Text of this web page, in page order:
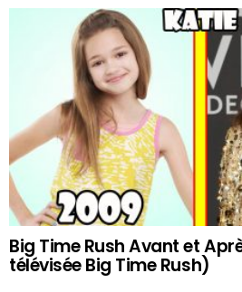
Big Time Rush Avant et
télévisée Big Time Rush)